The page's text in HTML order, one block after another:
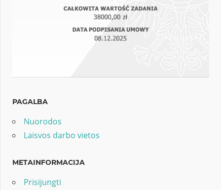
PAGALBA
Nuorodos
Laisvos darbo vietos
METAINFORMACIJA
Prisijungti